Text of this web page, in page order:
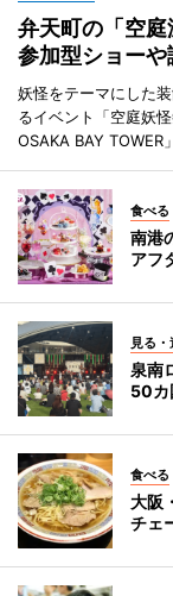
弁天町の「空
参加型ショーや
妖怪をテーマにした
るイベント「空庭妖
OSAKA BAY TOWER
食べる
南港
アフ
見る
泉南
50カ
食べる
大阪
チェ